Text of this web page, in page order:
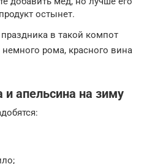
остынет.
в такой компот
рома, красного вина
и апельсина на зиму